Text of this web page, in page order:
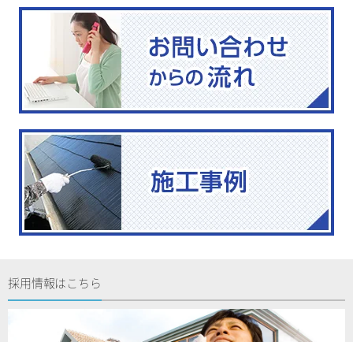
採用情報はこちら